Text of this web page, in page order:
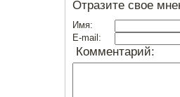
Отразите свое
Имя:
E-mail:
Комментарий: